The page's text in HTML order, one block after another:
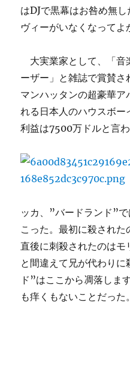
はDJで黒幕はお咎め無
ヴィーがいなくなってよ
大実業家として、「音
ーザー」と雑誌で賞賛さ
マンハッタンの超豪華
れる日本人のハウスボ
利益は7500万ドルと言わ
ッカ、”バードランド”
こった。最初に殺され
直後に刺殺されたのは
と間違えて兄が代わり
ド”はここから凋落しま
も痒くもないことだった。